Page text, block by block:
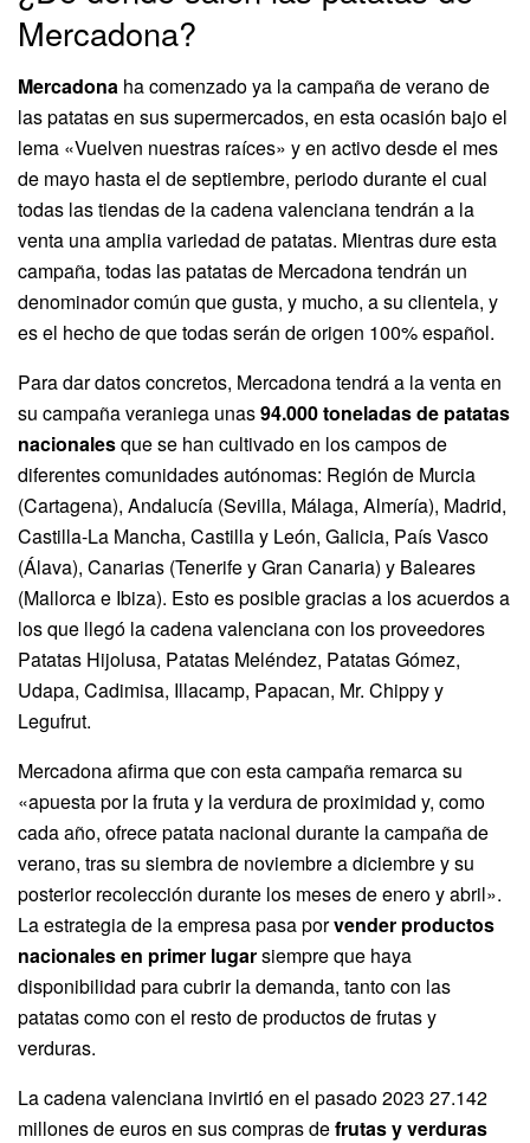
Mercadona?
Mercadona ha comenzado ya la campaña de verano de
las patatas en sus supermercados, en esta ocasión bajo el
lema «Vuelven nuestras raíces» y en activo desde el mes
de mayo hasta el de septiembre, periodo durante el cual
todas las tiendas de la cadena valenciana tendrán a la
venta una amplia variedad de patatas. Mientras dure esta
campaña, todas las patatas de Mercadona tendrán un
denominador común que gusta, y mucho, a su clientela, y
es el hecho de que todas serán de origen 100% español.
Para dar datos concretos, Mercadona tendrá a la venta en
su campaña veraniega unas94.000 toneladas de patatas
nacionalesque se han cultivado en los campos de
diferentes comunidades autónomas: Región de Murcia
(Cartagena), Andalucía (Sevilla, Málaga, Almería), Madrid,
Castilla-La Mancha, Castilla y León, Galicia, País Vasco
(Álava), Canarias (Tenerife y Gran Canaria) y Baleares
(Mallorca e Ibiza). Esto es posible gracias a los acuerdos a
los que llegó la cadena valenciana con los proveedores
Patatas Hijolusa, Patatas Meléndez, Patatas Gómez,
Udapa, Cadimisa, Illacamp, Papacan, Mr. Chippy y
Legufrut.
Mercadona afirma que con esta campaña remarca su
«apuesta por la fruta y la verdura de proximidad y, como
cada año, ofrece patata nacional durante la campaña de
verano, tras su siembra de noviembre a diciembre y su
posterior recolección durante los meses de enero y abril».
La estrategia de la empresa pasa porvender productos
nacionales en primer lugarsiempre que haya
disponibilidad para cubrir la demanda, tanto con las
patatas como con el resto de productos de frutas y
verduras.
La cadena valenciana invirtió en el pasado 2023 27.142
millones de euros en sus compras defrutas y verduras